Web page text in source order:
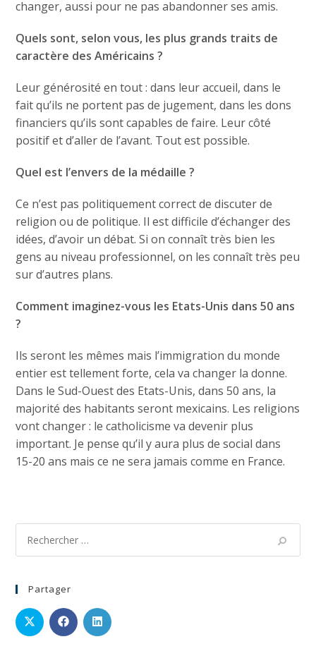
changer, aussi pour ne pas abandonner ses amis.
Quels sont, selon vous, les plus grands traits de
caractère des Américains ?
Leur générosité en tout : dans leur accueil, dans le
fait qu’ils ne portent pas de jugement, dans les dons
financiers qu’ils sont capables de faire. Leur côté
positif et d’aller de l’avant. Tout est possible.
Quel est l’envers de la médaille ?
Ce n’est pas politiquement correct de discuter de
religion ou de politique. Il est difficile d’échanger des
idées, d’avoir un débat. Si on connaît très bien les
gens au niveau professionnel, on les connaît très peu
sur d’autres plans.
Comment imaginez-vous les Etats-Unis dans 50 ans
?
Ils seront les mêmes mais l’immigration du monde
entier est tellement forte, cela va changer la donne.
Dans le Sud-Ouest des Etats-Unis, dans 50 ans, la
majorité des habitants seront mexicains. Les religions
vont changer : le catholicisme va devenir plus
important. Je pense qu’il y aura plus de social dans
15-20 ans mais ce ne sera jamais comme en France.
Partager